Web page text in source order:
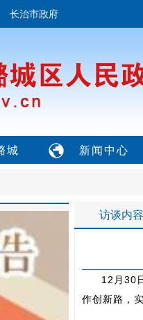
长治市政府
城 新闻中心
访谈内容
12月30
作创新路，